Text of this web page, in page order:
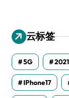
云标签
5G 2021
IPhone17